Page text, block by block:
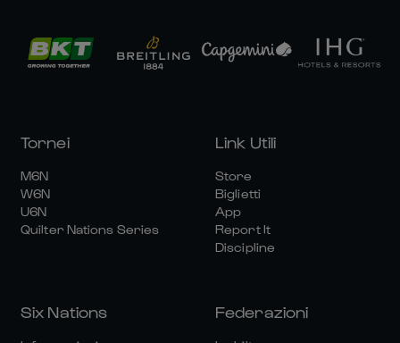
Tornei
M6N
W6N
U6N
Quilter Nations Series
Link Utili
Store
Biglietti
App
Report It
Discipline
Six Nations Federazioni